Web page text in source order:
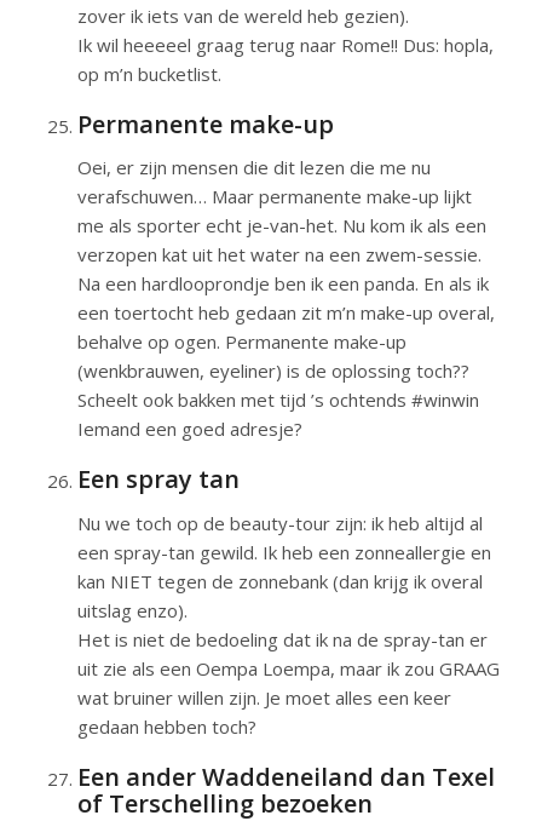
zover ik iets van de wereld heb gezien).
Ik wil heeeeel graag terug naar Rome!! Dus: hopla,
op m’n bucketlist.
Permanente make-up
Oei, er zijn mensen die dit lezen die me nu
verafschuwen… Maar permanente make-up lijkt
me als sporter echt je-van-het. Nu kom ik als een
verzopen kat uit het water na een zwem-sessie.
Na een hardlooprondje ben ik een panda. En als ik
een toertocht heb gedaan zit m’n make-up overal,
behalve op ogen. Permanente make-up
(wenkbrauwen, eyeliner) is de oplossing toch??
Scheelt ook bakken met tijd ’s ochtends #winwin
Iemand een goed adresje?
Een spray tan
Nu we toch op de beauty-tour zijn: ik heb altijd al
een spray-tan gewild. Ik heb een zonneallergie en
kan NIET tegen de zonnebank (dan krijg ik overal
uitslag enzo).
Het is niet de bedoeling dat ik na de spray-tan er
uit zie als een Oempa Loempa, maar ik zou GRAAG
wat bruiner willen zijn. Je moet alles een keer
gedaan hebben toch?
Een ander Waddeneiland dan Texel
of Terschelling bezoeken